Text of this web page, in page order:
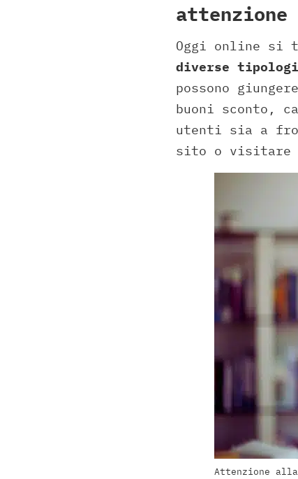
attenzione
Oggi online si
diverse
possono
buoni sconto,
utenti sia a
sito o visitare
Attenzione